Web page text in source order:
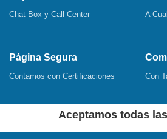
Chat Box y Call Center A
Página Segura
Contamos con Certificaciones Con
Aceptamos todas